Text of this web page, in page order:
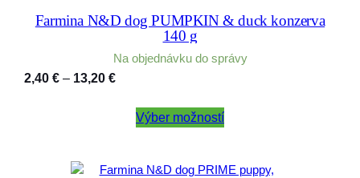
Farmina N&D dog PUMPKIN & duck konzerva
140 g
Na objednávku do správy
2,40 € – 13,20 €Price
2,40 €Výber možností